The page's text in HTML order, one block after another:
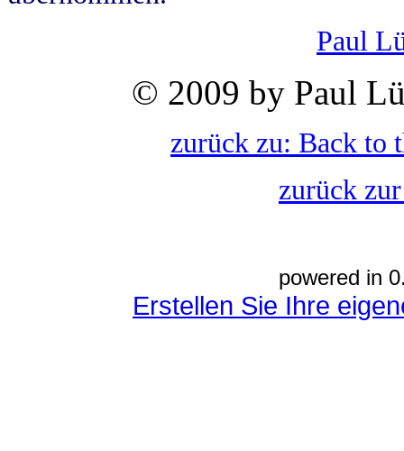
Paul
© 2009 by Paul
zurück zu: Back to
zurück
powered in
Erstellen Sie Ihre